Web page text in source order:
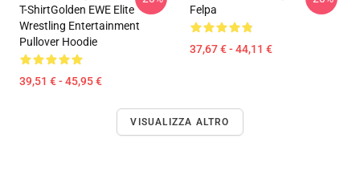
T-ShirtGolden EWE Elite
Wrestling Entertainment
Pullover Hoodie
39,51 € - 45,95 €
Felpa
37,67 € - 44,11 €
VISUALIZZA ALTRO